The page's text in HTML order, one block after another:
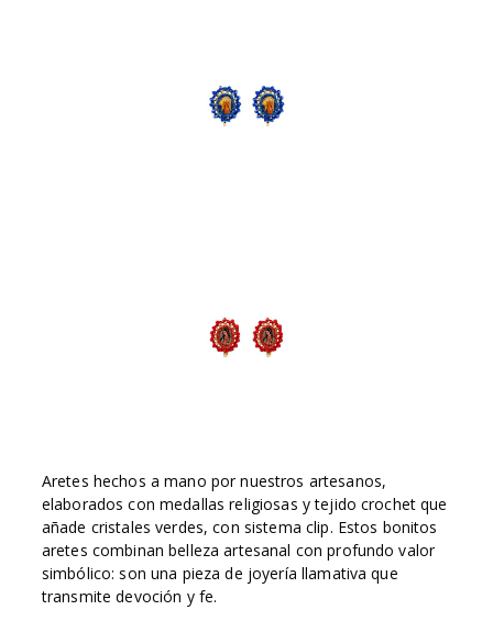
Aretes hechos a mano por nuestros artesanos,
elaborados con medallas religiosas y tejido crochet que
añade cristales verdes, con sistema clip. Estos bonitos
aretes combinan belleza artesanal con profundo valor
simbólico: son una pieza de joyería llamativa que
transmite devoción y fe.